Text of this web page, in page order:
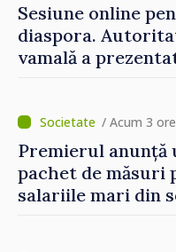
Sesiune online
diaspora.
vamală a
/ Acum 3 ore
Premierul anunță
pachet de măsuri
salariile mari din